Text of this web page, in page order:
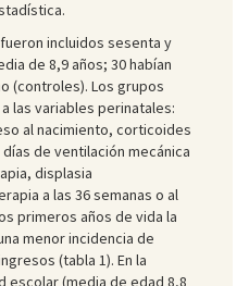
fueron incluidos sesenta y
de 8,9 años; 30 habían
(controles). Los grupos
las variables perinatales:
al nacimiento, corticoides
de ventilación mecánica
displasia
a las 36 semanas o al
primeros años de vida la
menor incidencia de
(tabla 1). En la
escolar (media de edad 8,8